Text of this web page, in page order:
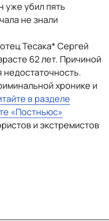
уже убил пять
не знали
Тесака* Сергей
62 лет. Причиной
недостаточность.
хронике и
в разделе
«Постньюс»
и экстремистов